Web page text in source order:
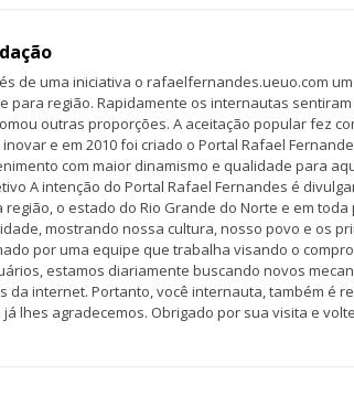
de uma iniciativa o rafaelfernandes.ueuo.com
para região. Rapidamente os internautas
outras proporções. A aceitação popular fez
e em 2010 foi criado o Portal Rafael
com maior dinamismo e qualidade para
A intenção do Portal Rafael Fernandes é
o estado do Rio Grande do Norte e em
mostrando nossa cultura, nosso povo e os
por uma equipe que trabalha visando o
estamos diariamente buscando novos
da internet. Portanto, você internauta, também é
lhes agradecemos. Obrigado por sua visita e